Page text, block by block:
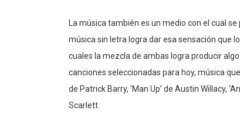
La música también es un medio con el cual
música sin letra logra dar esa sensación que
cuales la mezcla de ambas logra producir
canciones seleccionadas para hoy, música
de Patrick Barry, ‘Man Up’ de Austin Willacy,
Scarlett.